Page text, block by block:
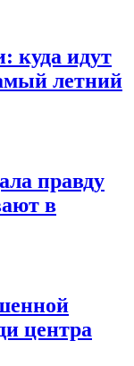
куда идут
летний
правду
в
центра